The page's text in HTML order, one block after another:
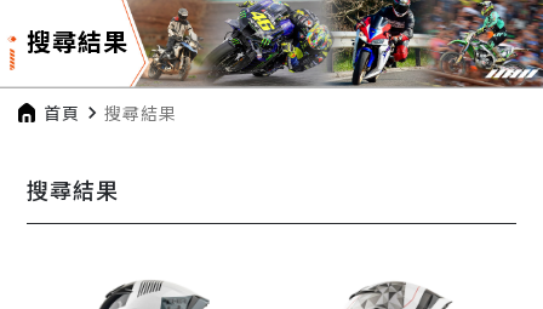
搜尋結果
首頁 navigate_next 搜尋結果
搜尋結果